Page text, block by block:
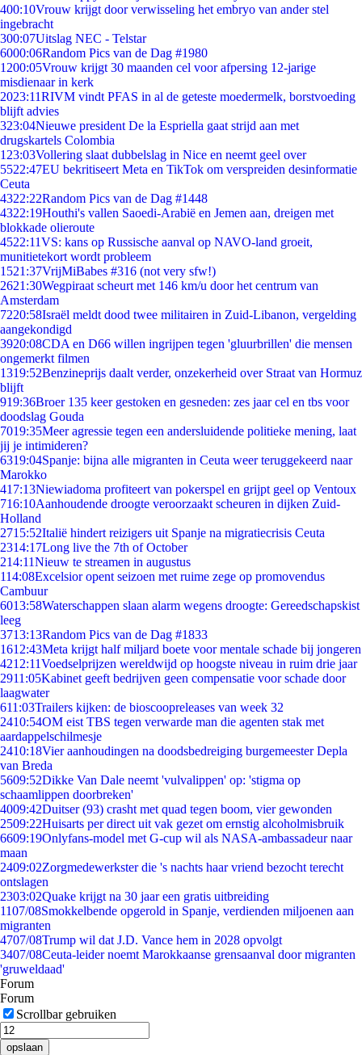
400:10Vrouw krijgt door verwisseling het embryo van ander stel
ingebracht
300:07Uitslag NEC - Telstar
6000:06Random Pics van de Dag #1980
1200:05Vrouw krijgt 30 maanden cel voor afpersing 12-jarige
misdienaar in kerk
2023:11RIVM vindt PFAS in al de geteste moedermelk, borstvoeding
blijft advies
323:04Nieuwe president De la Espriella gaat strijd aan met
drugskartels Colombia
1 23:03Vollering slaat dubbelslag in Nice en neemt geel over
5522:47EU bekritiseert Meta en TikTok om verspreiden desinformatie
Ceuta
4322:22Random Pics van de Dag #1448
4322:19Houthi's vallen Saoedi-Arabië en Jemen aan, dreigen met
blokkade olieroute
4522:11VS: kans op Russische aanval op NAVO-land groeit,
munitietekort wordt probleem
1521:37VrijMiBabes #316 (not very sfw!)
2621:30Wegpiraat scheurt met 146 km/u door het centrum van
Amsterdam
7220:58Israël meldt dood twee militairen in Zuid-Libanon, vergelding
aangekondigd
3920:08CDA en D66 willen ingrijpen tegen 'gluurbrillen' die mensen
ongemerkt filmen
1319:52Benzineprijs daalt verder, onzekerheid over Straat van Hormuz
blijft
919:36Broer 135 keer gestoken en gesneden: zes jaar cel en tbs voor
doodslag Gouda
7019:35Meer agressie tegen een andersluidende politieke mening, laat
jij je intimideren?
6319:04Spanje: bijna alle migranten in Ceuta weer teruggekeerd naar
Marokko
417:13Niewiadoma profiteert van pokerspel en grijpt geel op Ventoux
716:10Aanhoudende droogte veroorzaakt scheuren in dijken Zuid-
Holland
2715:52Italië hindert reizigers uit Spanje na migratiecrisis Ceuta
2314:17Long live the 7th of October
214:11Nieuw te streamen in augustus
114:08Excelsior opent seizoen met ruime zege op promovendus
Cambuur
6013:58Waterschappen slaan alarm wegens droogte: Gereedschapskist
leeg
3713:13Random Pics van de Dag #1833
1612:43Meta krijgt half miljard boete voor mentale schade bij jongeren
4212:11Voedselprijzen wereldwijd op hoogste niveau in ruim drie jaar
2911:05Kabinet geeft bedrijven geen compensatie voor schade door
laagwater
611:03Trailers kijken: de bioscoopreleases van week 32
2410:54OM eist TBS tegen verwarde man die agenten stak met
aardappelschilmesje
2410:18Vier aanhoudingen na doodsbedreiging burgemeester Depla
van Breda
5609:52Dikke Van Dale neemt 'vulvalippen' op: 'stigma op
schaamlippen doorbreken'
4009:42Duitser (93) crasht met quad tegen boom, vier gewonden
2509:22Huisarts per direct uit vak gezet om ernstig alcoholmisbruik
6609:19Onlyfans-model met G-cup wil als NASA-ambassadeur naar
maan
2409:02Zorgmedewerkster die 's nachts haar vriend bezocht terecht
ontslagen
2303:02Quake krijgt na 30 jaar een gratis uitbreiding
1107/08Smokkelbende opgerold in Spanje, verdienden miljoenen aan
migranten
4707/08Trump wil dat J.D. Vance hem in 2028 opvolgt
3407/08Ceuta-leider noemt Marokkaanse grensaanval door migranten
'gruweldaad'
Forum
Forum
Scrollbar gebruiken
opslaan